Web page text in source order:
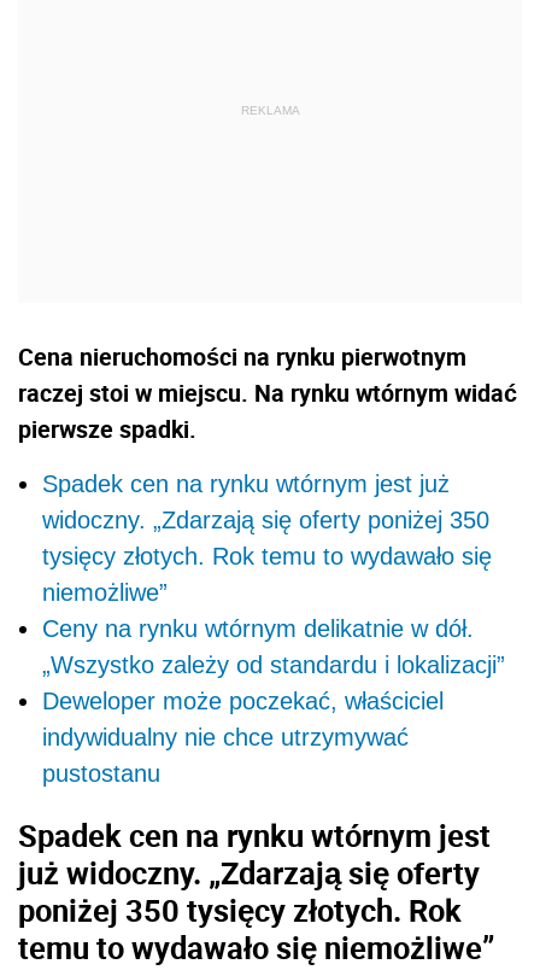
Cena nieruchomości na rynku pierwotnym
raczej stoi w miejscu. Na rynku wtórnym widać
pierwsze spadki.
Spadek cen na rynku wtórnym jest już
widoczny. „Zdarzają się oferty poniżej 350
tysięcy złotych. Rok temu to wydawało się
niemożliwe”
Ceny na rynku wtórnym delikatnie w dół.
„Wszystko zależy od standardu i lokalizacji”
Deweloper może poczekać, właściciel
indywidualny nie chce utrzymywać
pustostanu
Spadek cen na rynku wtórnym jest
już widoczny. „Zdarzają się oferty
poniżej 350 tysięcy złotych. Rok
temu to wydawało się niemożliwe”